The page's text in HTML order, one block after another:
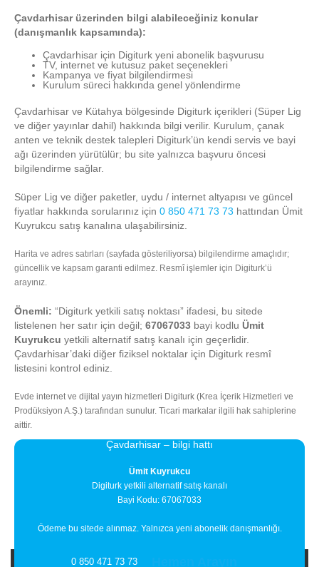
Çavdarhisar üzerinden bilgi alabileceğiniz konular
(danışmanlık kapsamında):
Çavdarhisar için Digiturk yeni abonelik başvurusu
TV, internet ve kutusuz paket seçenekleri
Kampanya ve fiyat bilgilendirmesi
Kurulum süreci hakkında genel yönlendirme
Çavdarhisar ve Kütahya bölgesinde Digiturk içerikleri (Süper Lig
ve diğer yayınlar dahil) hakkında bilgi verilir. Kurulum, çanak
anten ve teknik destek talepleri Digiturk’ün kendi servis ve bayi
ağı üzerinden yürütülür; bu site yalnızca başvuru öncesi
bilgilendirme sağlar.
Süper Lig ve diğer paketler, uydu / internet altyapısı ve güncel
fiyatlar hakkında sorularınız için 0 850 471 73 73 hattından Ümit
Kuyrukcu satış kanalına ulaşabilirsiniz.
Harita ve adres satırları (sayfada gösteriliyorsa) bilgilendirme amaçlıdır;
güncellik ve kapsam garanti edilmez. Resmî işlemler için Digiturk’ü
arayınız.
Önemli: “Digiturk yetkili satış noktası” ifadesi, bu sitede
listelenen her satır için değil; 67067033 bayi kodlu Ümit
Kuyrukcu yetkili alternatif satış kanalı için geçerlidir.
Çavdarhisar’daki diğer fiziksel noktalar için Digiturk resmî
listesini kontrol ediniz.
Evde internet ve dijital yayın hizmetleri Digiturk (Krea İçerik Hizmetleri ve
Prodüksiyon A.Ş.) tarafından sunulur. Ticari markalar ilgili hak sahiplerine
aittir.
Çavdarhisar – bilgi hattı
Ümit Kuyrukcu
Digiturk yetkili alternatif satış kanalı
Bayi Kodu: 67067033
Ödeme bu sitede alınmaz. Yalnızca yeni abonelik danışmanlığı.
0 850 471 73 73